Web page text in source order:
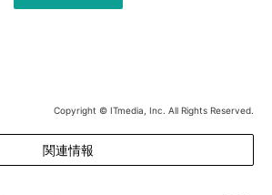
Copyright © ITmedia, Inc. All Rights Reserved.
関連情報